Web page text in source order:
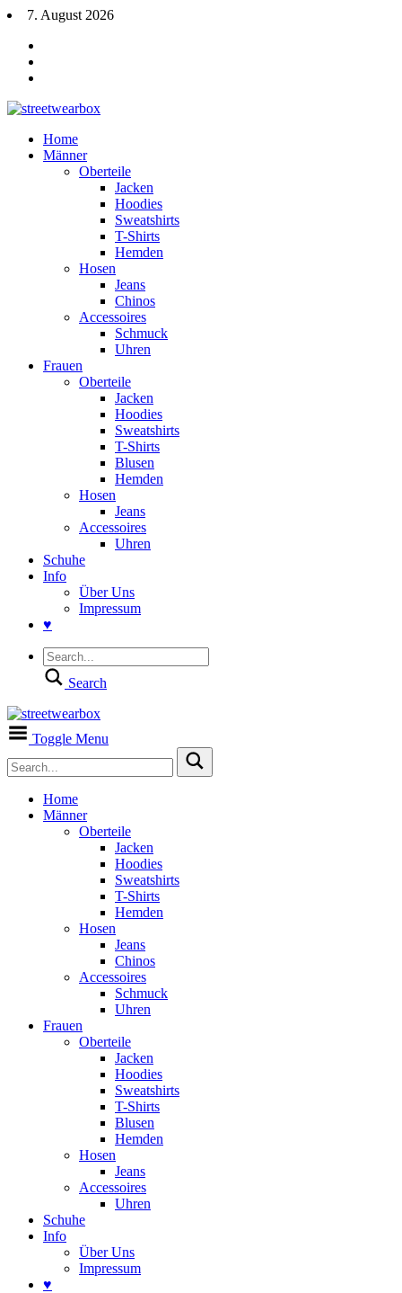
7. August 2026
Home
Männer
Oberteile
Jacken
Hoodies
Sweatshirts
T-Shirts
Hemden
Hosen
Jeans
Chinos
Accessoires
Schmuck
Uhren
Frauen
Oberteile
Jacken
Hoodies
Sweatshirts
T-Shirts
Blusen
Hemden
Hosen
Jeans
Accessoires
Uhren
Schuhe
Info
Über Uns
Impressum
♥
Search
Toggle Menu
Home
Männer
Oberteile
Jacken
Hoodies
Sweatshirts
T-Shirts
Hemden
Hosen
Jeans
Chinos
Accessoires
Schmuck
Uhren
Frauen
Oberteile
Jacken
Hoodies
Sweatshirts
T-Shirts
Blusen
Hemden
Hosen
Jeans
Accessoires
Uhren
Schuhe
Info
Über Uns
Impressum
♥